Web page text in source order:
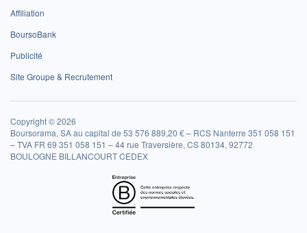
Affiliation
BoursoBank
Publicité
Site Groupe & Recrutement
Copyright © 2026
Boursorama, SA au capital de 53 576 889,20 € – RCS Nanterre 351 058 151
– TVA FR 69 351 058 151 – 44 rue Traversière, CS 80134, 92772
BOULOGNE BILLANCOURT CEDEX